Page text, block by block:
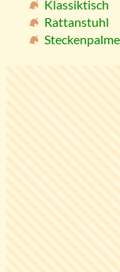
Klassiktisch
Rattanstuhl
Steckenpalme